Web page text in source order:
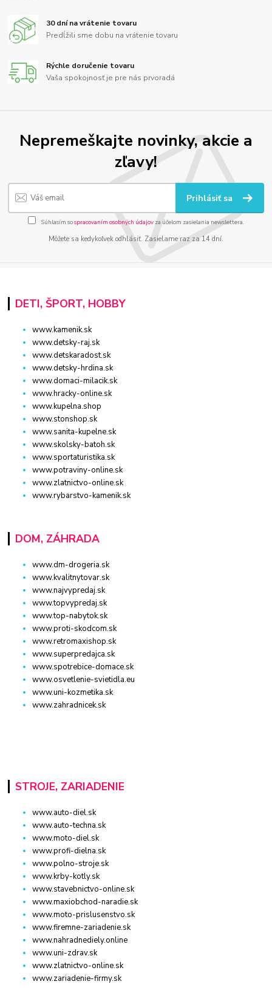
30 dní na vrátenie tovaru
Predĺžili sme dobu na vrátenie tovaru
Rýchle doručenie tovaru
Vaša spokojnosť je pre nás prvoradá
Nepremeškajte novinky, akcie a
zľavy!
Prihlásiť sa
Súhlasím sospracovaním osobných údajov za účelom zasielania newslettera.
Môžete sa kedykoľvek odhlásiť. Zasielame raz za 14 dní.
DETI, ŠPORT, HOBBY
www.kamenik.sk
www.detsky-raj.sk
www.detskaradost.sk
www.detsky-hrdina.sk
www.domaci-milacik.sk
www.hracky-online.sk
www.kupelna.shop
www.stonshop.sk
www.sanita-kupelne.sk
www.skolsky-batoh.sk
www.sportaturistika.sk
www.potraviny-online.sk
www.zlatnictvo-online.sk
www.rybarstvo-kamenik.sk
DOM, ZÁHRADA
www.dm-drogeria.sk
www.kvalitnytovar.sk
www.najvypredaj.sk
www.topvypredaj.sk
www.top-nabytok.sk
www.proti-skodcom.sk
www.retromaxishop.sk
www.superpredajca.sk
www.spotrebice-domace.sk
www.osvetlenie-svietidla.eu
www.uni-kozmetika.sk
www.zahradnicek.sk
STROJE, ZARIADENIE
www.auto-diel.sk
www.auto-techna.sk
www.moto-diel.sk
www.profi-dielna.sk
www.polno-stroje.sk
www.krby-kotly.sk
www.stavebnictvo-online.sk
www.maxiobchod-naradie.sk
www.moto-prislusenstvo.sk
www.firemne-zariadenie.sk
www.nahradnediely.online
www.uni-zdrav.sk
www.zlatnictvo-online.sk
www.zariadenie-firmy.sk